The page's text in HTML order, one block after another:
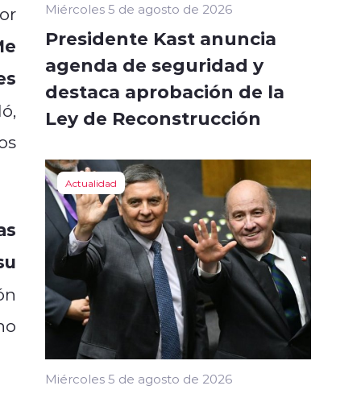
Miércoles 5 de agosto de 2026
Presidente Kast anuncia
agenda de seguridad y
destaca aprobación de la
Ley de Reconstrucción
Actualidad
Miércoles 5 de agosto de 2026